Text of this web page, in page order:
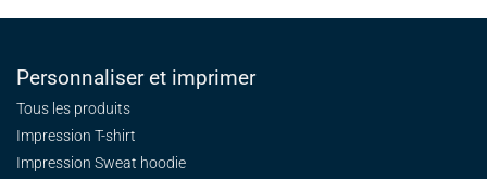
Personnaliser et imprimer
Tous les produits
Impression T-shirt
Impression Sweat hoodie